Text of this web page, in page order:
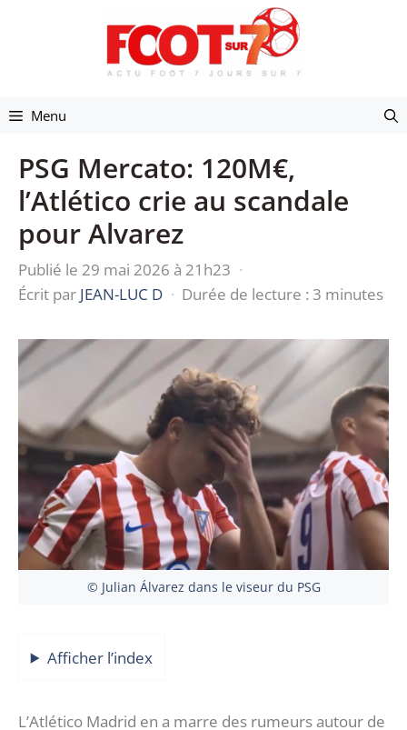
Menu
PSG Mercato: 120M€,
l’Atlético crie au scandale
pour Alvarez
Publié le 29 mai 2026 à 21h23 ·
Écrit par JEAN-LUC D · Durée de lecture : 3 minutes
© Julian Álvarez dans le viseur du PSG
Afficher l’index
L’Atlético Madrid en a marre des rumeurs autour de